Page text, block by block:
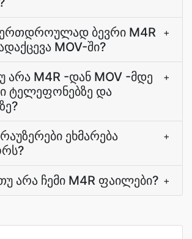
ერთდროულად ბევრი M4R
MOV-ში?
+
არა M4R -დან MOV -მდე
ტელეფონებზე და
+
ეხმარება
+
არა ჩემი M4R ფაილები? +